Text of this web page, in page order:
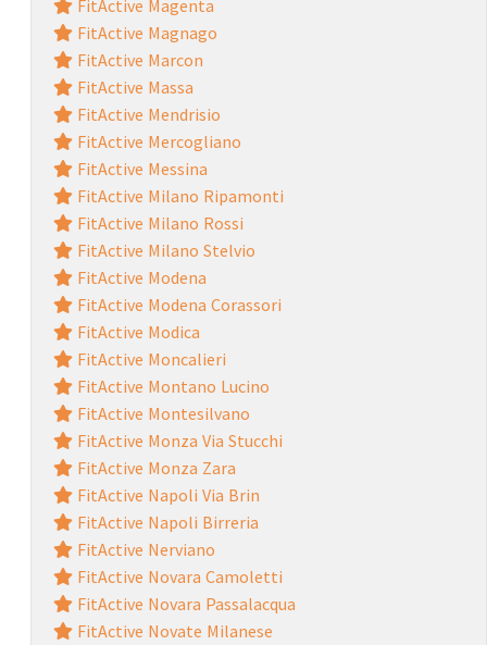
FitActive Magenta
FitActive Magnago
FitActive Marcon
FitActive Massa
FitActive Mendrisio
FitActive Mercogliano
FitActive Messina
FitActive Milano Ripamonti
FitActive Milano Rossi
FitActive Milano Stelvio
FitActive Modena
FitActive Modena Corassori
FitActive Modica
FitActive Moncalieri
FitActive Montano Lucino
FitActive Montesilvano
FitActive Monza Via Stucchi
FitActive Monza Zara
FitActive Napoli Via Brin
FitActive Napoli Birreria
FitActive Nerviano
FitActive Novara Camoletti
FitActive Novara Passalacqua
FitActive Novate Milanese